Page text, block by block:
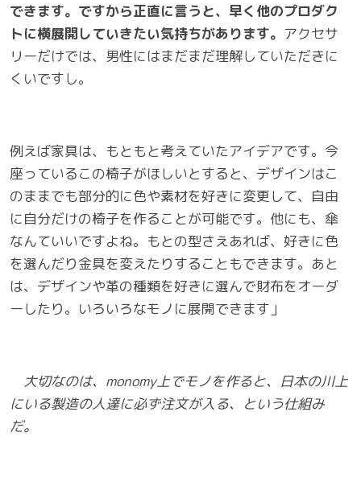
できます。ですから正直に言うと、早く他のプロダク
トに横展開していきたい気持ちがあります。 アクセサ
リーだけでは、男性にはまだまだ理解していただきに
くいですし。
例えば家具は、もともと考えていたアイデアです。今
座っているこの椅子がほしいとすると、デザインはこ
のままでも部分的に色や素材を好きに変更して、自由
に自分だけの椅子を作ることが可能です。他にも、傘
なんていいですよね。もとの型さえあれば、好きに色
を選んだり金具を変えたりすることもできます。あと
は、デザインや革の種類を好きに選んで財布をオーダ
ーしたり。いろいろなモノに展開できます」
大切なのは、 monomy上でモノを作ると、日本の川上
にいる製造の人達に必ず注文が入る、という仕組み
だ。